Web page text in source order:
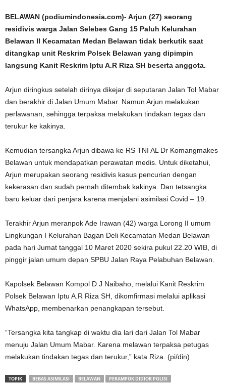
BELAWAN (podiumindonesia.com)- Arjun (27) seorang
residivis warga Jalan Selebes Gang 15 Paluh Kelurahan
Belawan II Kecamatan Medan Belawan tidak berkutik saat
ditangkap unit Reskrim Polsek Belawan yang dipimpin
langsung Kanit Reskrim Iptu A.R Riza SH beserta anggota.
Arjun diringkus setelah dirinya dikejar di seputaran Jalan Tol Mabar
dan berakhir di Jalan Umum Mabar. Namun Arjun melakukan
perlawanan, sehingga terpaksa melakukan tindakan tegas dan
terukur ke kakinya.
Kemudian tersangka Arjun dibawa ke RS TNI AL Dr Komangmakes
Belawan untuk mendapatkan perawatan medis. Untuk diketahui,
Arjun merupakan seorang residivis kasus pencurian dengan
kekerasan dan sudah pernah ditembak kakinya. Dan tetsangka
baru keluar dari penjara karena menjalani asimilasi Covid – 19.
Terakhir Arjun meranpok Ade Irawan (42) warga Lorong II umum
Lingkungan I Kelurahan Bagan Deli Kecamatan Medan Belawan
pada hari Jumat tanggal 10 Maret 2020 sekira pukul 22.20 WIB, di
pinggir jalan umum depan SPBU Jalan Raya Pelabuhan Belawan.
Kapolsek Belawan Kompol D J Naibaho, melalui Kanit Reskrim
Polsek Belawan Iptu A.R Riza SH, dikomfirmasi melalui aplikasi
WhatsApp, membenarkan penangkapan tersebut.
“Tersangka kita tangkap di waktu dia lari dari Jalan Tol Mabar
menuju Jalan Umum Mabar. Karena melawan terpaksa petugas
melakukan tindakan tegas dan terukur,” kata Riza. (pi/din)
TOPIK BEBAS ASIMILASI BELAWAN PERAMPOK DIDIOR POLISI